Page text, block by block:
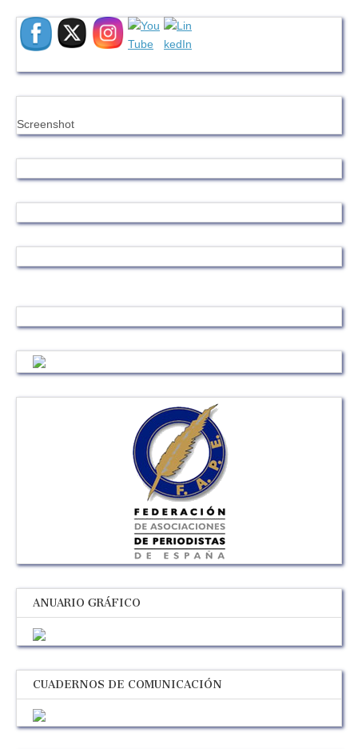
Screenshot
ANUARIO GRÁFICO
CUADERNOS DE COMUNICACIÓN